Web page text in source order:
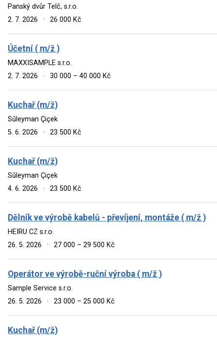
Panský dvůr Telč, s.r.o.
2. 7. 2026
· 26 000 Kč
Účetní ( m/ž )
MAXXISAMPLE s.r.o.
2. 7. 2026
· 30 000 – 40 000 Kč
Kuchař (m/ž)
Sűleyman Çiçek
5. 6. 2026
· 23 500 Kč
Kuchař (m/ž)
Sűleyman Çiçek
4. 6. 2026
· 23 500 Kč
Dělník ve výrobě kabelů - převíjení, montáže ( m/ž )
HEIRU CZ s.r.o.
26. 5. 2026
· 27 000 – 29 500 Kč
Operátor ve výrobě-ruční výroba ( m/ž )
Sample Service s.r.o.
26. 5. 2026
· 23 000 – 25 000 Kč
Kuchař (m/ž)